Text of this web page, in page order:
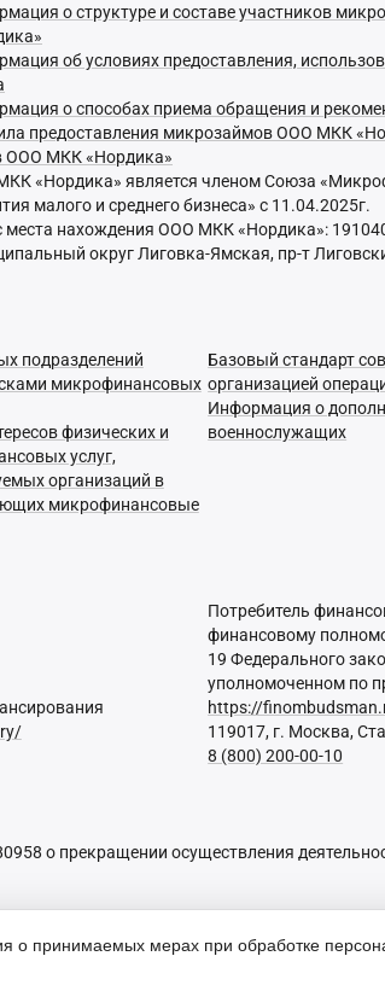
о структуре и составе участников
об условиях предоставления,
о способах приема обращения и
предоставления микрозаймов ООО МКК
ООО МКК «Нордика»
«Нордика» является членом Союза
малого и среднего бизнеса» с 11.04.2025г.
места нахождения ООО МКК «Нордика»:
округ Лиговка-Ямская, пр-т
подразделений
микрофинансовых
физических и
услуг,
организаций в
микрофинансовые
Базовый стандарт
организацией
Информация о
военнослужащих
Потребитель
финансовому
19 Федерального
уполномоченном по
https://
119017, г. Москва,
8 (800) 200-00-10
о прекращении осуществления
принимаемых мерах при обработке